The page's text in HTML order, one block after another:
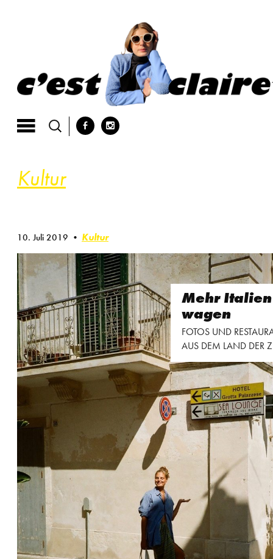
b x
Kultur
10. Juli 2019 Kultur
Mehr Italien
wagen
FOTOS UND
AUS DEM LAND DER